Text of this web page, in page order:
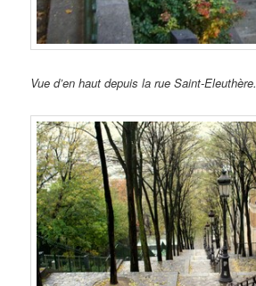
Vue d’en haut depuis la rue Saint-Eleuthère.